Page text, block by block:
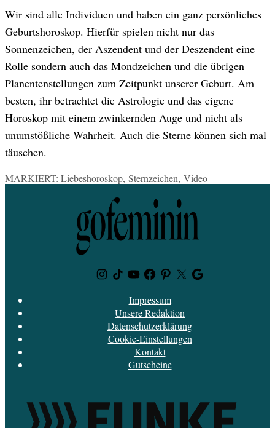
Wir sind alle Individuen und haben ein ganz persönliches
Geburtshoroskop. Hierfür spielen nicht nur das
Sonnenzeichen, der Aszendent und der Deszendent eine
Rolle sondern auch das Mondzeichen und die übrigen
Planentenstellungen zum Zeitpunkt unserer Geburt. Am
besten, ihr betrachtet die Astrologie und das eigene
Horoskop mit einem zwinkernden Auge und nicht als
unumstößliche Wahrheit. Auch die Sterne können sich mal
täuschen.
MARKIERT: Liebeshoroskop, Sternzeichen, Video
Instagram
TikTokYoutubeFacebook
PinterestTwitterGoogle
Impressum
Unsere Redaktion
Datenschutzerklärung
Cookie-Einstellungen
Kontakt
Gutscheine